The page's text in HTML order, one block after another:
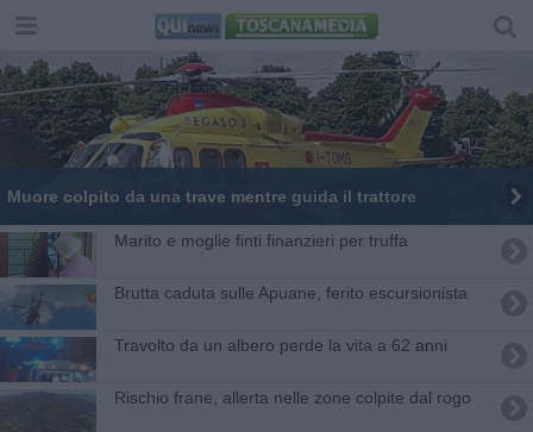
Muore colpito da una trave mentre guida il trattore
Marito e moglie finti finanzieri per truffa
Brutta caduta sulle Apuane, ferito escursionista
Travolto da un albero perde la vita a 62 anni
Rischio frane, allerta nelle zone colpite dal rogo